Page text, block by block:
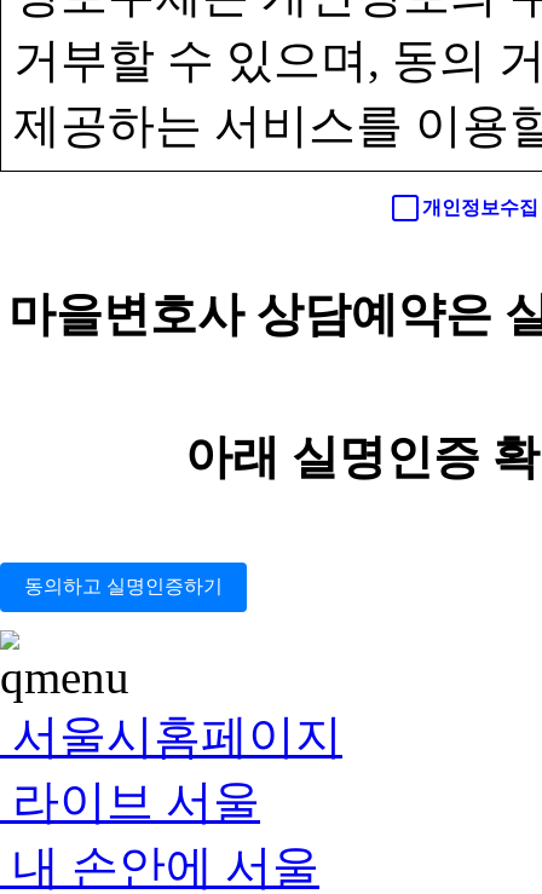
거부할 수 있으며, 동의
제공하는 서비스를 이용
개인정보수
마을변호사 상담예약은
아래 실명인증
동의하고 실명인증하기
서울시홈페이지
라이브 서울
내 손안에 서울